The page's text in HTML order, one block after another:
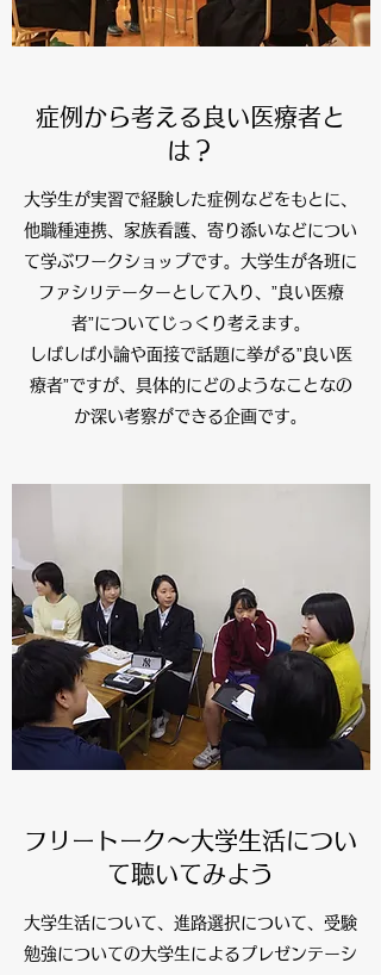
症例から考える良い医療者と
は？
大学生が実習で経験した症例などをもとに、
他職種連携、家族看護、寄り添いなどについ
て学ぶワークショップです。大学生が各班に
ファシリテーターとして入り、”良い医療
者”についてじっくり考えます。
しばしば小論や面接で話題に挙がる”良い医
療者”ですが、具体的にどのようなことなの
か深い考察ができる企画です。
フリートーク～大学生活につい
て聴いてみよう
大学生活について、進路選択について、受験
勉強についての大学生によるプレゼンテーシ